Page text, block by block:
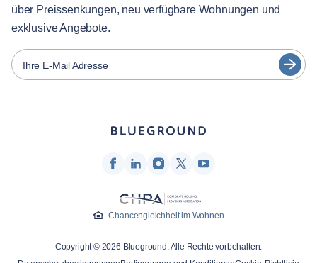
Partner
Vermieter von Möbeln
Vermieter
Franchise-Partner
Español
Français
Türkçe
über Preissenkungen, neu verfügbare Wohnungen und
exklusive Angebote.
Ihre E-Mail Adresse
Chancengleichheit im Wohnen
Copyright © 2026 Blueground. Alle Rechte vorbehalten.